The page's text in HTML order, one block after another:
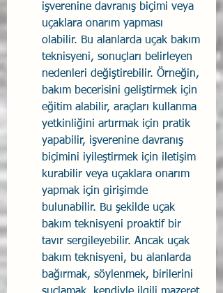
işverenine davranış biçimi veya
uçaklara onarım yapması
olabilir. Bu alanlarda uçak bakım
teknisyeni, sonuçları belirleyen
nedenleri değiştirebilir. Örneğin,
bakım becerisini geliştirmek için
eğitim alabilir, araçları kullanma
yetkinliğini artırmak için pratik
yapabilir, işverenine davranış
biçimini iyileştirmek için iletişim
kurabilir veya uçaklara onarım
yapmak için girişimde
bulunabilir. Bu şekilde uçak
bakım teknisyeni proaktif bir
tavır sergileyebilir. Ancak uçak
bakım teknisyeni, bu alanlarda
bağırmak, söylenmek, birilerini